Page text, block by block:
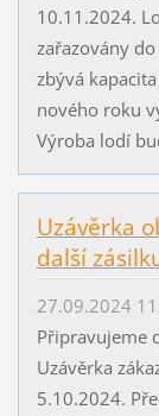
10.11.2024.
zařazovány
zbývá
nového roku
Výroba lodí
Uzávěrka
další
27.09.2024
Připravujeme
Uzávěrka
5.10.2024.